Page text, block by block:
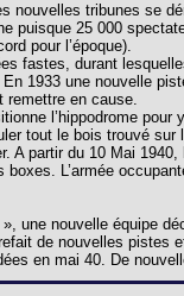
nouvelles tribunes se
puisque 25 000
pour l’époque).
fastes, durant
1933 une nouvelle
remettre en cause.
l’hippodrome
tout le bois trouvé
A partir du 10 Mai
L’armée
une nouvelle équipe
de nouvelles pistes
en mai 40. De